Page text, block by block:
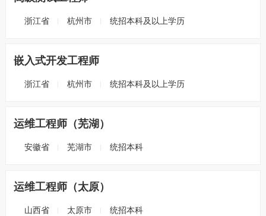
浙江省 杭州市 统招本科及以上学历
嵌入式开发工程师
浙江省 杭州市 统招本科及以上学历
运维工程师（芜湖）
安徽省 芜湖市 统招本科
运维工程师（太原）
山西省 太原市 统招本科